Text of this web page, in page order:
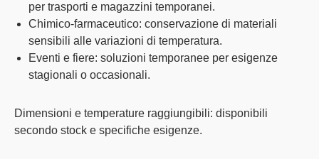
per trasporti e magazzini temporanei.
Chimico-farmaceutico: conservazione di materiali
sensibili alle variazioni di temperatura.
Eventi e fiere: soluzioni temporanee per esigenze
stagionali o occasionali.
Dimensioni e temperature raggiungibili: disponibili
secondo stock e specifiche esigenze.